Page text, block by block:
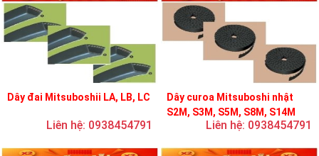
Dây đai Mitsuboshii LA, LB, LC
Liên hệ: 0938454791
Dây curoa Mitsuboshi nhật
S2M, S3M, S5M, S8M, S14M
Liên hệ: 0938454791